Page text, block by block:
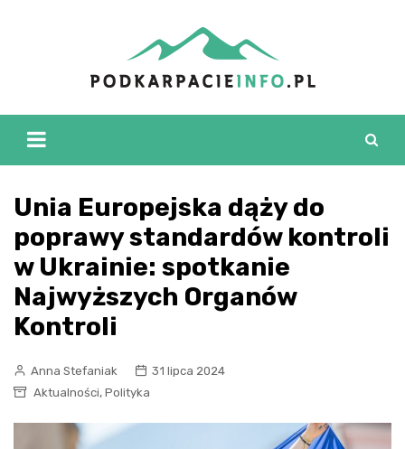
Unia Europejska dąży do
poprawy standardów kontroli
w Ukrainie: spotkanie
Najwyższych Organów
Kontroli
Anna Stefaniak
31 lipca 2024
Aktualności, Polityka